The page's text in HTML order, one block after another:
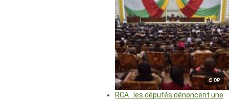
© DR
RCA : les députés dénoncent une